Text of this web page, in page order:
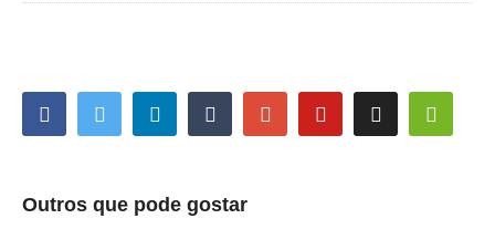
Outros que pode gostar